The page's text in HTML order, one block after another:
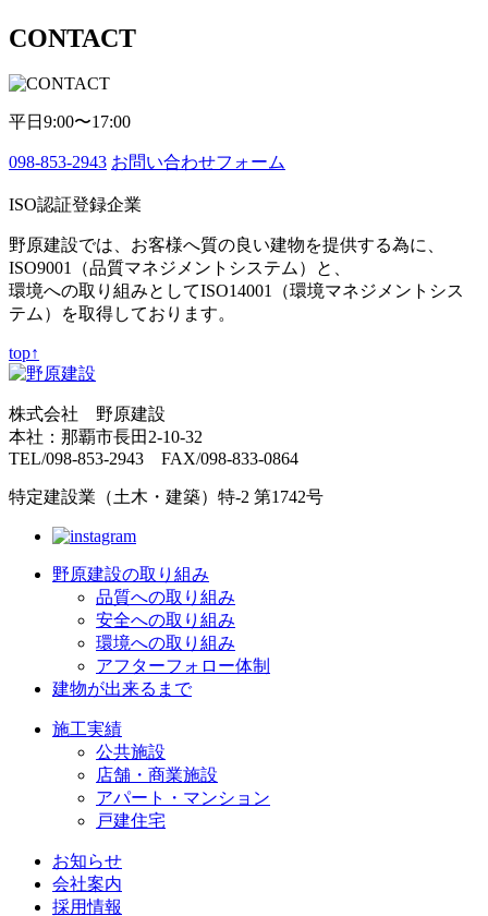
CONTACT
平日9:00〜17:00
098-853-2943 お問い合わせフォーム
ISO認証登録企業
野原建設では、お客様へ質の良い建物を提供する為に、
ISO9001（品質マネジメントシステム）と、
環境への取り組みとしてISO14001（環境マネジメントシス
テム）を取得しております。
top↑
株式会社 野原建設
本社：那覇市長田2-10-32
TEL/098-853-2943 FAX/098-833-0864
特定建設業（土木・建築）特-2 第1742号
野原建設の取り組み
品質への取り組み
安全への取り組み
環境への取り組み
アフターフォロー体制
建物が出来るまで
施工実績
公共施設
店舗・商業施設
アパート・マンション
戸建住宅
お知らせ
会社案内
採用情報